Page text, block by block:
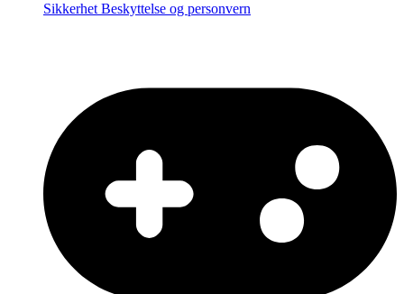
Sikkerhet Beskyttelse og personvern